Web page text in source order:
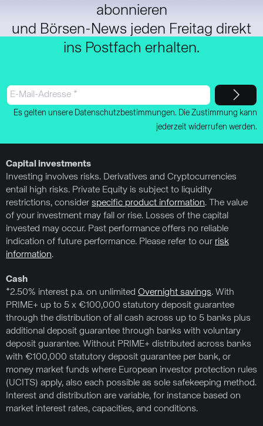
abonnieren
und Börsen-News jeden Freitag direkt
ins Postfach erhalten.
Es gelten unsere Datenschutzbestimmungen. Die Zustimmung kann
jederzeit widerrufen werden.
Capital investments
Investing involves risks. Derivatives and Cryptocurrencies
entail high risks. Private Equity is subject to liquidity
restrictions, consider specific product information. The value
of your investment may fall or rise. Losses of the capital
invested may occur. Past performance offers no reliable
indication of future performance. Please refer to our risk
information.
Cash
*2.50% interest p.a. on unlimited Overnight savings. With
PRIME+ up to 5 x €100,000 statutory deposit guarantee
through the distribution of all cash across up to 5 banks plus
additional deposit guarantee through banks with voluntary
deposit guarantee. Without PRIME+ distributed across banks
with €100,000 statutory deposit guarantee per bank, or
money market funds where European investor protection rules
(UCITS) apply, also each possible as sole safekeeping method.
Interest and distribution are variable, for instance based on
market interest rates, capacities, and conditions.